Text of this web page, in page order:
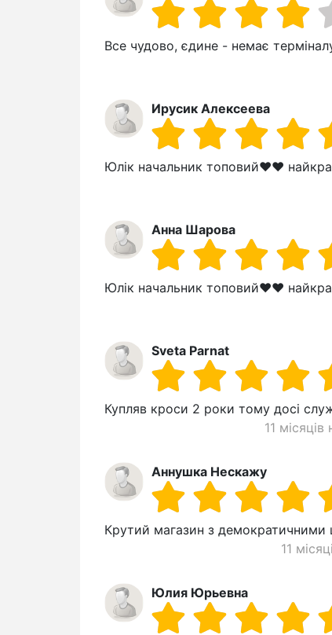
Все чудово, єдине - немає
Ирусик Алексеева
Юлік начальник топовий❤️❤️
Анна Шарова
Юлік начальник топовий❤️❤️
Sveta Parnat
Купляв кроси 2 роки тому досі
11 місяців
Аннушка Нескажу
Крутий магазин з демократичними
11
Юлия Юрьевна